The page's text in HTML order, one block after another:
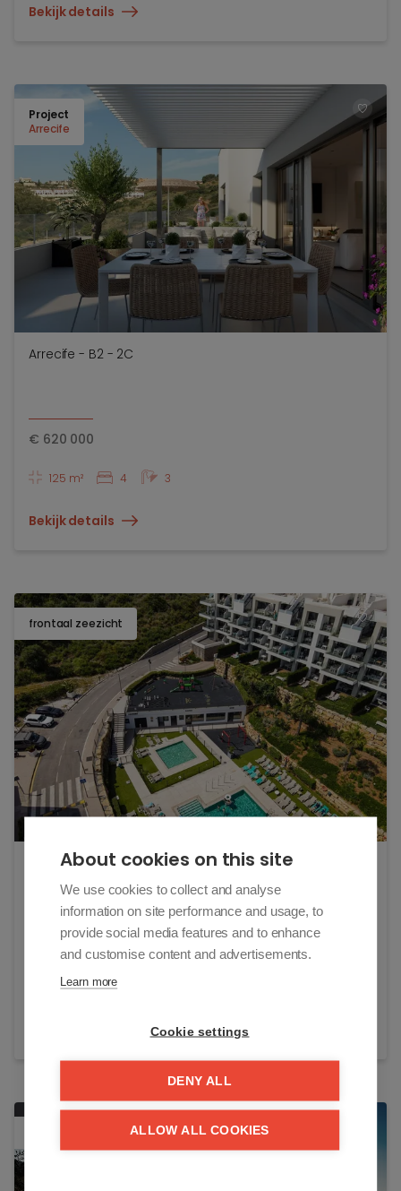
Bekijk details
Project
Arrecife
Arrecife - B2 - 2C
€ 620 000
125 m² 4 3
Bekijk details
frontaal zeezicht
Hacienda el Sueño - Elegante 3-Slaapkamer
Toeristenhuurlicentie
389 000
68 m²
About cookies on this site
We use cookies to collect and analyse
information on site performance and usage, to
provide social media features and to enhance
and customise content and advertisements.
Learn more
Cookie settings
DENY ALL
ALLOW ALL COOKIES